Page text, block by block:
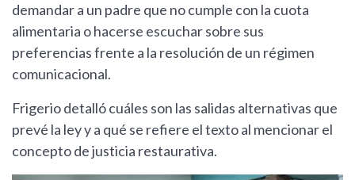
demandar a un padre que no cumple con la cuota
alimentaria o hacerse escuchar sobre sus
preferencias frente a la resolución de un régimen
comunicacional.
Frigerio detalló cuáles son las salidas alternativas que
prevé la ley y a qué se refiere el texto al mencionar el
concepto de justicia restaurativa.